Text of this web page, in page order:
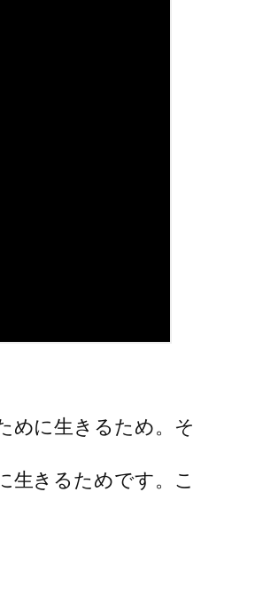
めに生きるため。そ
生きるためです。こ